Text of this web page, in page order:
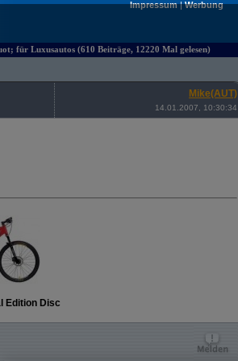
Impressum|Werbung
für Luxusautos (610 Beiträge, 12220 Mal gelesen)
Mike(AUT)
14.01.2007, 10:30:34
Edition Disc